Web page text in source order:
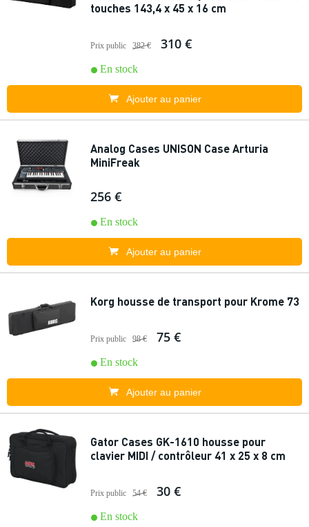
touches 143,4 x 45 x 16 cm
Prix public 382 € 310 €
En stock
Ajouter au panier
Analog Cases UNISON Case Arturia
MiniFreak
256 €
En stock
Ajouter au panier
Korg housse de transport pour Krome 73
Prix public 98 € 75 €
En stock
Ajouter au panier
Gator Cases GK-1610 housse pour
clavier MIDI / contrôleur 41 x 25 x 8 cm
Prix public 54 € 30 €
En stock